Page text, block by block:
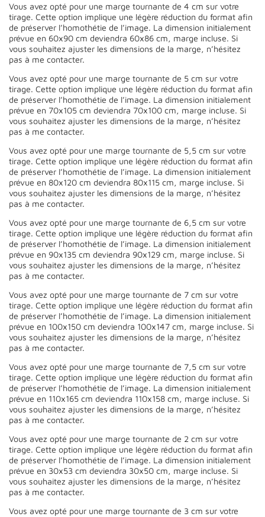
Vous avez opté pour une marge tournante de 4 cm sur votre
tirage. Cette option implique une légère réduction du format afin
de préserver l’homothétie de l’image. La dimension initialement
prévue en 60x90 cm deviendra 60x86 cm, marge incluse. Si
vous souhaitez ajuster les dimensions de la marge, n’hésitez
pas à me contacter.
Vous avez opté pour une marge tournante de 5 cm sur votre
tirage. Cette option implique une légère réduction du format afin
de préserver l’homothétie de l’image. La dimension initialement
prévue en 70x105 cm deviendra 70x100 cm, marge incluse. Si
vous souhaitez ajuster les dimensions de la marge, n’hésitez
pas à me contacter.
Vous avez opté pour une marge tournante de 5,5 cm sur votre
tirage. Cette option implique une légère réduction du format afin
de préserver l’homothétie de l’image. La dimension initialement
prévue en 80x120 cm deviendra 80x115 cm, marge incluse. Si
vous souhaitez ajuster les dimensions de la marge, n’hésitez
pas à me contacter.
Vous avez opté pour une marge tournante de 6,5 cm sur votre
tirage. Cette option implique une légère réduction du format afin
de préserver l’homothétie de l’image. La dimension initialement
prévue en 90x135 cm deviendra 90x129 cm, marge incluse. Si
vous souhaitez ajuster les dimensions de la marge, n’hésitez
pas à me contacter.
Vous avez opté pour une marge tournante de 7 cm sur votre
tirage. Cette option implique une légère réduction du format afin
de préserver l’homothétie de l’image. La dimension initialement
prévue en 100x150 cm deviendra 100x147 cm, marge incluse. Si
vous souhaitez ajuster les dimensions de la marge, n’hésitez
pas à me contacter.
Vous avez opté pour une marge tournante de 7,5 cm sur votre
tirage. Cette option implique une légère réduction du format afin
de préserver l’homothétie de l’image. La dimension initialement
prévue en 110x165 cm deviendra 110x158 cm, marge incluse. Si
vous souhaitez ajuster les dimensions de la marge, n’hésitez
pas à me contacter.
Vous avez opté pour une marge tournante de 2 cm sur votre
tirage. Cette option implique une légère réduction du format afin
de préserver l’homothétie de l’image. La dimension initialement
prévue en 30x53 cm deviendra 30x50 cm, marge incluse. Si
vous souhaitez ajuster les dimensions de la marge, n’hésitez
pas à me contacter.
Vous avez opté pour une marge tournante de 3 cm sur votre